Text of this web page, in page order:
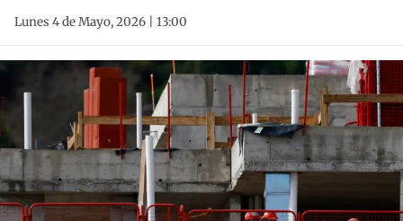
Lunes 4 de Mayo, 2026 | 13:00